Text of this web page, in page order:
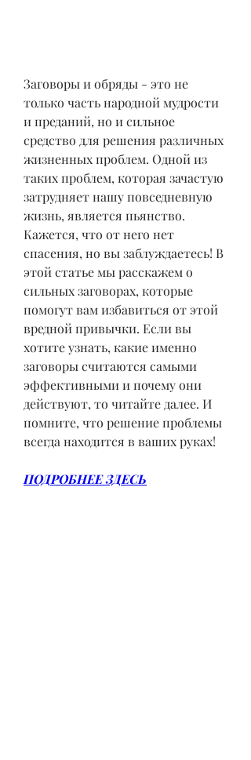
Заговоры и обряды - это не
только часть народной мудрости
и преданий, но и сильное
средство для решения различных
жизненных проблем. Одной из
таких проблем, которая зачастую
затрудняет нашу повседневную
жизнь, является пьянство.
Кажется, что от него нет
спасения, но вы заблуждаетесь! В
этой статье мы расскажем о
сильных заговорах, которые
помогут вам избавиться от этой
вредной привычки. Если вы
хотите узнать, какие именно
заговоры считаются самыми
эффективными и почему они
действуют, то читайте далее. И
помните, что решение проблемы
всегда находится в ваших руках!
ПОДРОБНЕЕ ЗДЕСЬ